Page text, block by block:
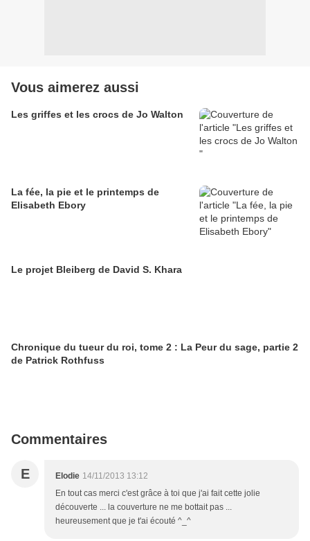
Vous aimerez aussi
Les griffes et les crocs de Jo Walton
La fée, la pie et le printemps de
Elisabeth Ebory
Le projet Bleiberg de David S. Khara
Chronique du tueur du roi, tome 2 : La Peur du sage, partie 2
de Patrick Rothfuss
Commentaires
E Elodie 14/11/2013 13:12
En tout cas merci c'est grâce à toi que j'ai fait cette jolie
découverte ... la couverture ne me bottait pas ...
heureusement que je t'ai écouté ^_^